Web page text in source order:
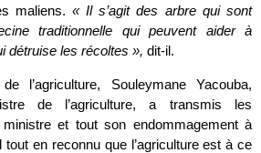
maliens. « Il s’agit des arbre qui sont
traditionnelle qui peuvent aider à
détruise les récoltes », dit-il.
l’agriculture, Souleymane Yacouba,
de l’agriculture, a transmis les
et tout son endommagement à
tout en reconnu que l’agriculture est à ce